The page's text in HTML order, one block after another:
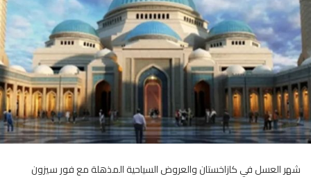
شهر العسل في كازاخستان والعروض السياحية المذهلة مع فور سيزون